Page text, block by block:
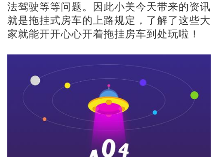
法驾驶等等问题。因此小美今天带来的资讯
就是拖挂式房车的上路规定，了解了这些大
家就能开开心心开着拖挂房车到处玩啦！